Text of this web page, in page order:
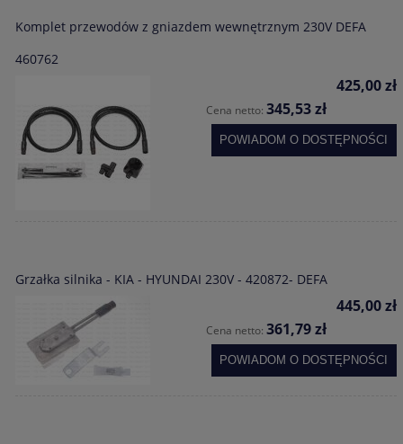
Komplet przewodów z gniazdem wewnętrznym 230V DEFA
460762
425,00 zł
Cena netto: 345,53 zł
POWIADOM O DOSTĘPNOŚCI
Grzałka silnika - KIA - HYUNDAI 230V - 420872- DEFA
445,00 zł
Cena netto: 361,79 zł
POWIADOM O DOSTĘPNOŚCI